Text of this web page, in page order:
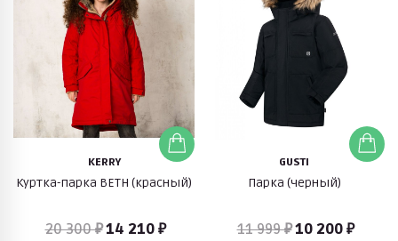
KERRY
Куртка-парка BETH (красный)
20 300 ₽14 210 ₽
GUSTI
Парка (черный)
11 999 ₽10 200 ₽